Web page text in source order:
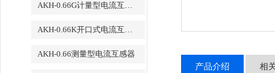
AKH-0.66G计量型电流互感器
AKH-0.66K开口式电流互感器
AKH-0.66测量型电流互感器
产品介绍 相